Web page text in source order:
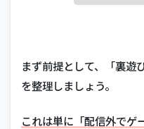
まず前提として、「裏遊
を整理しましょう。
これは単に「配信外でゲ